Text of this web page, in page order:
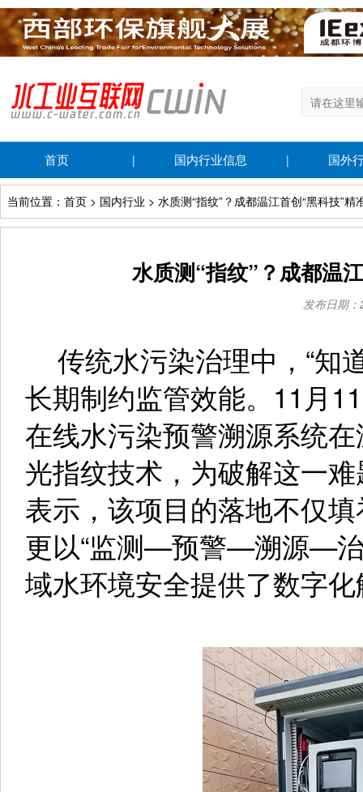
首页 | 国内行业信息 | 国外
当前位置：首页 > 国内行业 > 水质测“指纹”？成都温江首创“黑科技”精
水质测“指纹”？成都温
发布日期
传统水污染治理中，“知
长期制约监管效能。11月
在线水污染预警溯源系统
光指纹技术，为破解这一
表示，该项目的落地不仅
更以“监测—预警—溯源—治
域水环境安全提供了数字